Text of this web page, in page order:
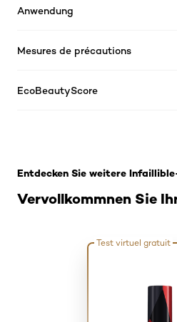
Anwendung
Mesures de précautions
EcoBeautyScore
Vervollkommnen Sie
Entdecken Sie weitere
Test virtuel gratuit